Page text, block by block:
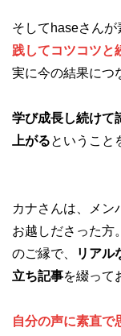
そしてhaseさんが
践してコツコツと
実に今の結果につ
学び成長し続けて
上がるということ
カナさんは、メン
お越しださった方
のご縁で、
リアル
立ち記事を綴って
自分の声に素直で